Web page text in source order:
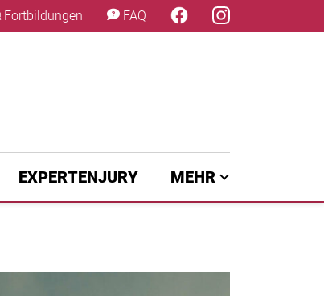
Fortbildungen FAQ
EXPERTENJURY MEHR
×